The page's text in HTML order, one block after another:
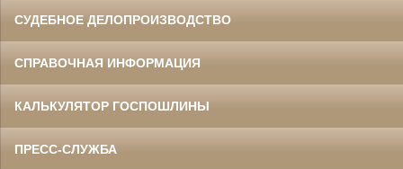
СУДЕБНОЕ ДЕЛОПРОИЗВОДСТВО
СПРАВОЧНАЯ ИНФОРМАЦИЯ
КАЛЬКУЛЯТОР ГОСПОШЛИНЫ
ПРЕСС-СЛУЖБА